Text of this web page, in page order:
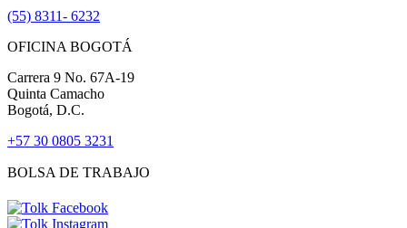
(55) 8311- 6232
OFICINA BOGOTÁ
Carrera 9 No. 67A-19
Quinta Camacho
Bogotá, D.C.
+57 30 0805 3231
BOLSA DE TRABAJO